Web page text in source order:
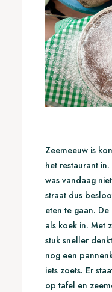
Zeemeeuw is
het restaurant
was vandaag
straat dus
eten te gaan.
als koek in. Met
stuk sneller
nog een
iets zoets. Er
op tafel en